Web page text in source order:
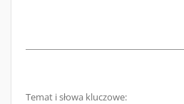
Temat i słowa kluczowe: